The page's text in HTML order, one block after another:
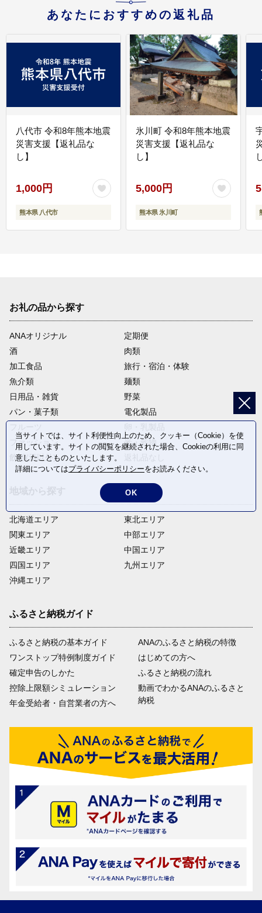
あなたにおすすめの返礼品
八代市 令和8年熊本地震
災害支援【返礼品な
し】
1,000円
熊本県 八代市
氷川町 令和8年熊本地震
災害支援【返礼品な
し】
5,000円
熊本県 氷川町
お礼の品から探す
ANAオリジナル
定期便
酒
肉類
加工食品
旅行・宿泊・体験
魚介類
麺類
日用品・雑貨
野菜
パン・菓子類
電化製品
ファッション
米・穀物
飲料(酒以外)
北海道エリア
関東エリア
近畿エリア
四国エリア
沖縄エリア
東北エリア
中部エリア
中国エリア
九州エリア
ふるさと納税ガイド
ふるさと納税の基本ガイド
ワンストップ特例制度ガイド
確定申告のしかた
控除上限額シミュレーション
年金受給者・自営業者の方へ
ANAのふるさと納税の特徴
はじめての方へ
ふるさと納税の流れ
動画でわかるANAのふるさと
納税
当サイトでは、サイト利便性向上のため、クッキー（Cookie）を使
用しています。サイトの閲覧を継続された場合、Cookieの利用に同
意したことものといたします。
詳細についてはプライバシーポリシーをお読みください。
OK